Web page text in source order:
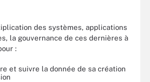
des systèmes, applications
la gouvernance de ces dernières à
:
et suivre la donnée de sa création